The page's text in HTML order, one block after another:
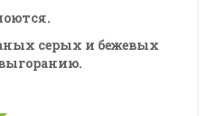
серых и бежевых